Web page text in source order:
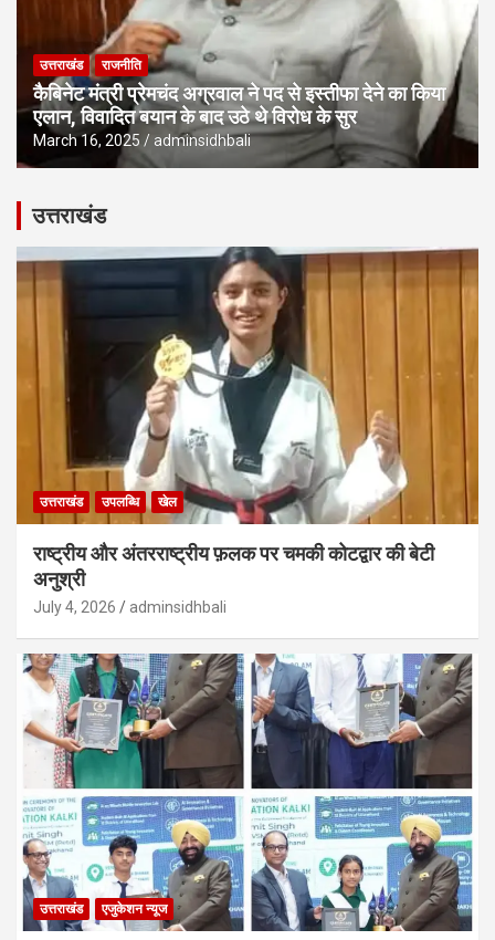
उत्तराखंड राजनीति
कैबिनेट मंत्री प्रेमचंद अग्रवाल ने पद से इस्तीफा देने का किया
एलान, विवादित बयान के बाद उठे थे विरोध के सुर
March 16, 2025 adminsidhbali
उत्तराखंड
उत्तराखंड उपलब्धि खेल
राष्ट्रीय और अंतरराष्ट्रीय फ़लक पर चमकी कोटद्वार की बेटी
अनुश्री
July 4, 2026 adminsidhbali
उत्तराखंड एजुकेशन न्‍यूज